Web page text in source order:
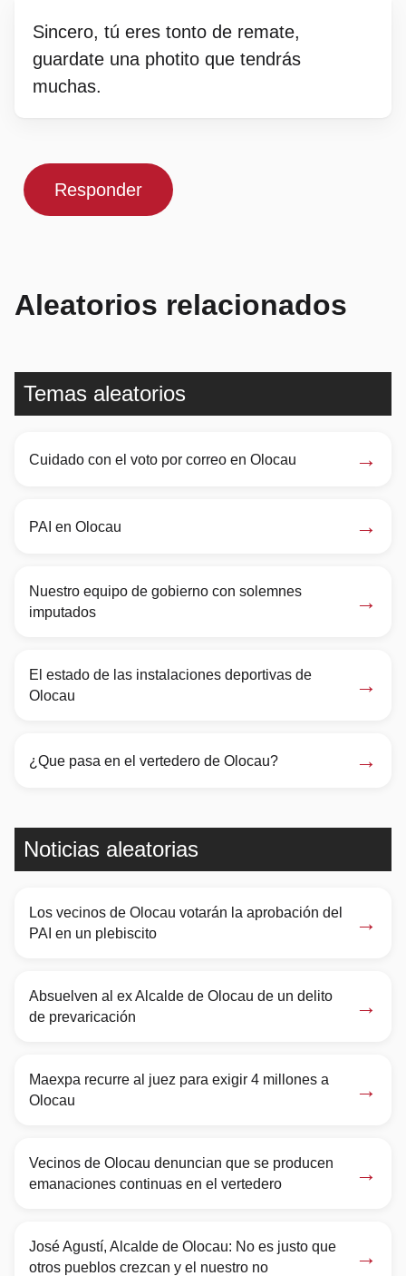
Sincero, tú eres tonto de remate,
guardate una photito que tendrás
muchas.
Responder
Aleatorios relacionados
Temas aleatorios
Cuidado con el voto por correo en Olocau →
PAI en Olocau →
Nuestro equipo de gobierno con solemnes
imputados
→
El estado de las instalaciones deportivas de
Olocau
→
¿Que pasa en el vertedero de Olocau? →
Noticias aleatorias
Los vecinos de Olocau votarán la aprobación del
PAI en un plebiscito
→
Absuelven al ex Alcalde de Olocau de un delito
de prevaricación
→
Maexpa recurre al juez para exigir 4 millones a
Olocau
→
Vecinos de Olocau denuncian que se producen
emanaciones continuas en el vertedero
→
José Agustí, Alcalde de Olocau: No es justo que
otros pueblos crezcan y el nuestro no
→